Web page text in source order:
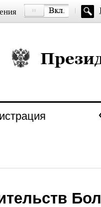
Президент России